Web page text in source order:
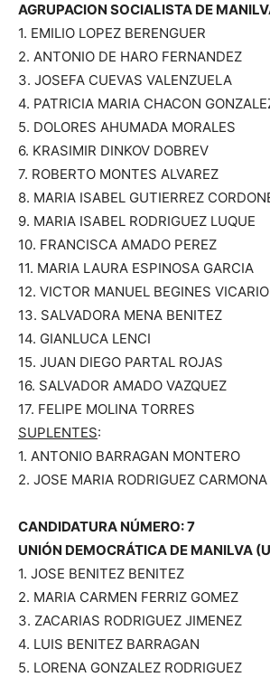
AGRUPACION SOCIALISTA DE
1. EMILIO LOPEZ BERENGUER
2. ANTONIO DE HARO FERNANDEZ
3. JOSEFA CUEVAS VALENZUELA
4. PATRICIA MARIA CHACON
5. DOLORES AHUMADA MORALES
6. KRASIMIR DINKOV DOBREV
7. ROBERTO MONTES ALVAREZ
8. MARIA ISABEL GUTIERREZ
9. MARIA ISABEL RODRIGUEZ LUQUE
10. FRANCISCA AMADO PEREZ
11. MARIA LAURA ESPINOSA GARCIA
12. VICTOR MANUEL BEGINES VICARIO
13. SALVADORA MENA BENITEZ
14. GIANLUCA LENCI
15. JUAN DIEGO PARTAL ROJAS
16. SALVADOR AMADO VAZQUEZ
17. FELIPE MOLINA TORRES
SUPLENTES:
1. ANTONIO BARRAGAN MONTERO
2. JOSE MARIA RODRIGUEZ CARMONA
CANDIDATURA NÚMERO: 7
UNIÓN DEMOCRÁTICA DE MANILVA
1. JOSE BENITEZ BENITEZ
2. MARIA CARMEN FERRIZ GOMEZ
3. ZACARIAS RODRIGUEZ JIMENEZ
4. LUIS BENITEZ BARRAGAN
5. LORENA GONZALEZ RODRIGUEZ